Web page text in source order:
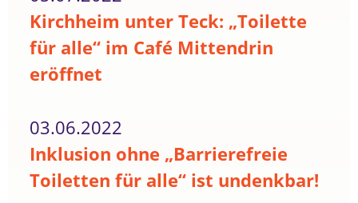
Kirchheim unter Teck: „Toilette
für alle“ im Café Mittendrin
eröffnet
03.06.2022
Inklusion ohne „Barrierefreie
Toiletten für alle“ ist undenkbar!